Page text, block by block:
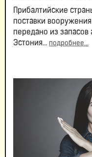
Прибалтийские
поставки
передано из запасов
Эстония... подробнее...